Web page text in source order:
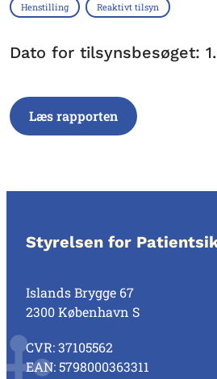
Henstilling Reaktivt tilsyn
Dato for tilsynsbesøget:
Læs rapporten
Styrelsen for
Islands Brygge 67
2300 København S
CVR: 37105562
EAN: 5798000363311